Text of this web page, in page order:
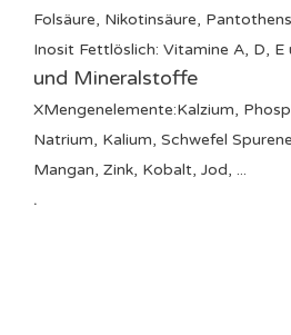
Folsäure, Nikotinsäure,
Inosit Fettlöslich: Vitamine A, D, E
und Mineralstoffe
XMengenelemente:Kalzium,
Natrium, Kalium, Schwefel
Mangan, Zink, Kobalt, Jod, ...
.